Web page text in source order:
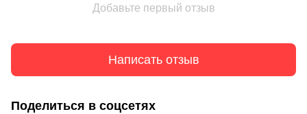
Добавьте первый отзыв
Написать отзыв
Поделиться в соцсетях